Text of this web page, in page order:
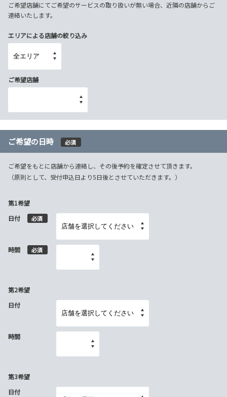
ご希望店舗にてご希望のサービスの取り扱いが無い場合、近隣の店舗からご
連絡いたします。
エリアによる店舗の絞り込み
ご希望店舗
ご希望の日時 必須
ご希望をもとに店舗から連絡し、その後予約を確定させて頂きます。
（原則として、受付申込日より5日後とさせていただきます。）
第1希望
日付
必須
時間 必須
第2希望
日付
時間
第3希望
日付